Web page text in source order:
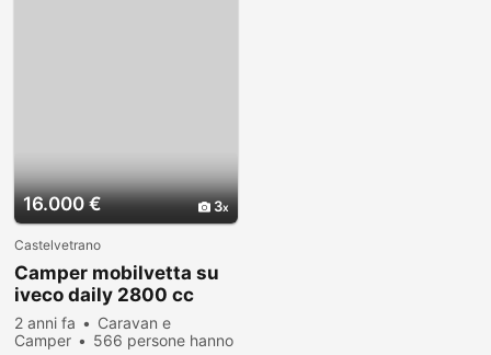
16.000 € 3
Castelvetrano
Camper mobilvetta su
iveco daily 2800 cc
2 anni fa
Caravan e
Camper
566 persone hanno